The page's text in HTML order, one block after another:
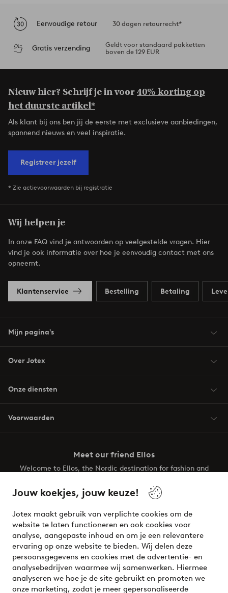
Jouw koekjes, jouw keuze!
Jotex maakt gebruik van verplichte cookies om de
website te laten functioneren en ook cookies voor
analyse, aangepaste inhoud en om je een relevantere
ervaring op onze website te bieden. Wij delen deze
persoonsgegevens en cookies met de advertentie- en
analysebedrijven waarmee wij samenwerken. Hiermee
analyseren we hoe je de site gebruikt en promoten we
onze marketing, zodat je meer gepersonaliseerde
Eenvoudige retour 30 dagen retourrecht*
Gratis verzending
Geldt voor standaard pakketten
boven de 129 EUR
Nieuw hier? Schrijf je in voor40% korting op
het duurste artikel*
Als klant bij ons ben jij de eerste met exclusieve aanbiedingen,
spannend nieuws en veel inspiratie.
Registreer jezelf
* Zie actievoorwaarden bij registratie
Wij helpen je
In onze FAQ vind je antwoorden op veelgestelde vragen. Hier
vind je ook informatie over hoe je eenvoudig contact met ons
opneemt.
Klantenservice Bestelling Betaling
Mijn pagina's
Over Jotex
Onze diensten
Voorwaarden
Meet our friend Ellos
Welcome to Ellos, the Nordic destination for fashion and
your wardrobe. Your next inspiring look is here!
Veilig betalen - Nu betalen of opsplitsen
Wil je meer weten over onze betaalopties?